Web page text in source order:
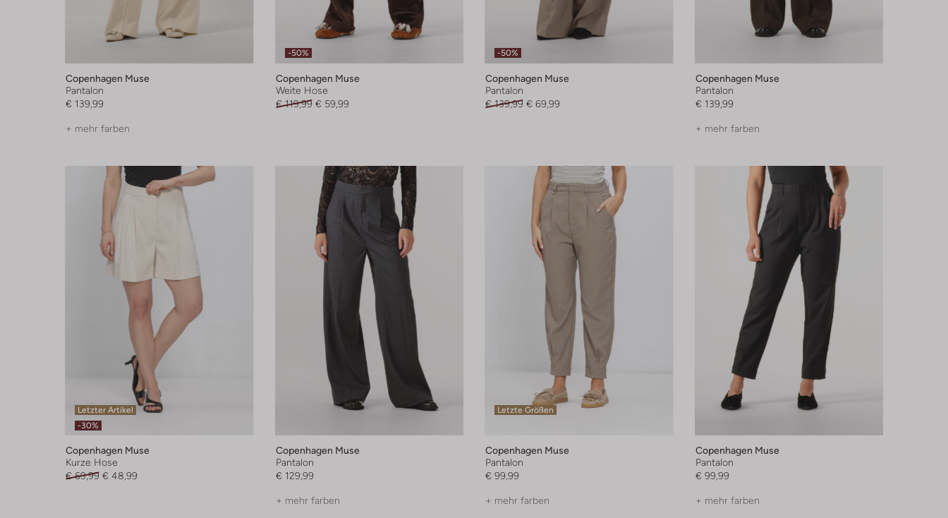
Copenhagen Muse
Pantalon
€ 139,99
+ mehr farben
-50%
Copenhagen Muse
Weite Hose
€ 119,99 € 59,99
-50%
Copenhagen Muse
Pantalon
€ 139,99 € 69,99
Copenhagen Muse
Pantalon
€ 139,99
+ mehr farben
Letzter Artikel
-30%
Copenhagen Muse
Kurze Hose
€ 69,99 € 48,99
Copenhagen Muse
Pantalon
€ 129,99
+ mehr farben
Letzte Größen
Copenhagen Muse
Pantalon
€ 99,99
+ mehr farben
Copenhagen Muse
Pantalon
€ 99,99
+ mehr farben